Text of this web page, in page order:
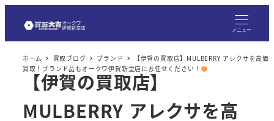
メニュー
ホーム 買取ブログ ブランド
【伊賀の買取店】MULBERRY アレクサを高価
買取！ブランド品もオークワ伊賀新堂店にお任せください！
【伊賀の買取店】
MULBERRY アレクサを高